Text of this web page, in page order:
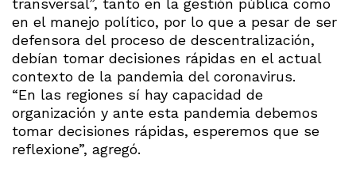
transversal”, tanto en la gestión pública como
en el manejo político, por lo que a pesar de ser
defensora del proceso de descentralización,
debían tomar decisiones rápidas en el actual
contexto de la pandemia del coronavirus.
“En las regiones sí hay capacidad de
organización y ante esta pandemia debemos
tomar decisiones rápidas, esperemos que se
reflexione”, agregó.